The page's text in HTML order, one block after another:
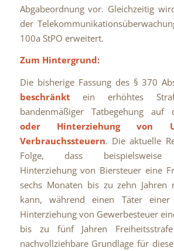
Abgabeordnung vor. Gleichzeitig
der
100a StPO erweitert.
Zum Hintergrund:
Die bisherige Fassung des § 370
beschränkt ein erhöhtes
bandenmäßiger Tatbegehung
oder Hinterziehung von
Verbrauchssteuern. Die aktuelle
Folge, dass beispielsweise
Hinterziehung von Biersteuer eine
sechs Monaten bis zu zehn Jahren
kann, während einen Täter einer
Hinterziehung von Gewerbesteuer
bis zu fünf Jahren
nachvollziehbare Grundlage für